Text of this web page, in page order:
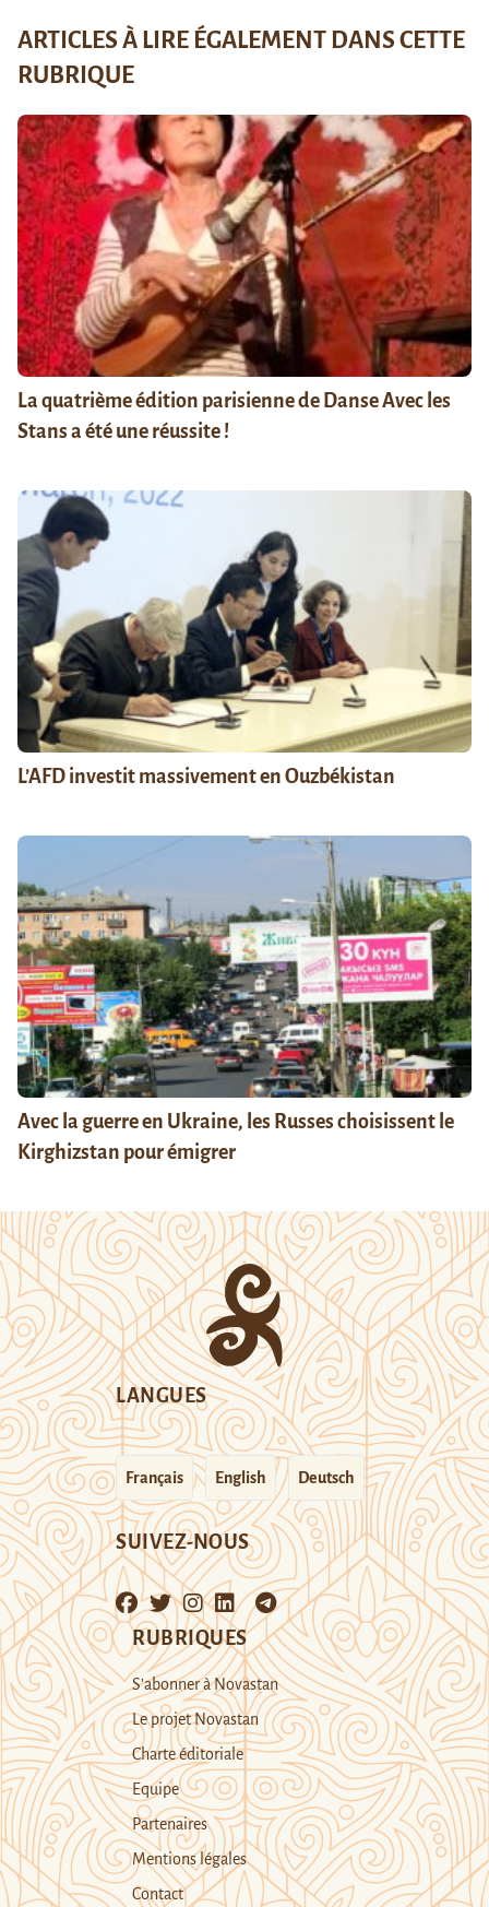
ARTICLES À LIRE ÉGALEMENT DANS CETTE
RUBRIQUE
La quatrième édition parisienne de Danse Avec les
Stans a été une réussite !
L’AFD investit massivement en Ouzbékistan
Avec la guerre en Ukraine, les Russes choisissent le
Kirghizstan pour émigrer
LANGUES
Français English Deutsch
SUIVEZ-NOUS
RUBRIQUES
S’abonner à Novastan
Le projet Novastan
Charte éditoriale
Equipe
Partenaires
Mentions légales
Contact